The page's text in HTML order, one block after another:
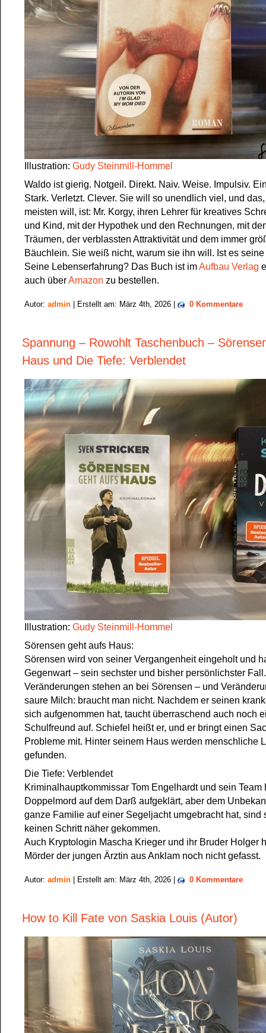
Illustration: Gudy Steinmill-Hommel
Waldo ist gierig. Notgeil. Direkt. Naiv. Weise. Impulsiv.
Stark. Verletzt. Clever. Sie will so unendlich viel, und
meisten will, ist: Mr. Korgy, ihren Lehrer für kreatives
und Kind, mit der Hypothek und den Rechnungen, mit
Träumen, der verblassten Attraktivität und dem immer
Bäuchlein. Sie weiß nicht, warum sie ihn will. Ist es
Seine Lebenserfahrung? Das Buch ist imAufbau Verlag
auch überAmazon zu bestellen.
Autor: admin | Erstellt am: März 4th, 2026 | 0 Kommentare
Spannung – Rowohlt Taschenbuch –
Haus und Die Tiefe: Verblendet
Illustration: Gudy Steinmill-Hommel
Sörensen geht aufs Haus:
Sörensen wird von seiner Vergangenheit eingeholt und
Gegenwart – sein sechster und bisher persönlichster Fall.
Veränderungen stehen an bei Sörensen – und
saure Milch: braucht man nicht. Nachdem er seinen
sich aufgenommen hat, taucht überraschend auch noch
Schulfreund auf. Schiefel heißt er, und er bringt einen
Probleme mit. Hinter seinem Haus werden menschliche
gefunden.
Die Tiefe: Verblendet
Kriminalhauptkommissar Tom Engelhardt und sein Team
Doppelmord auf dem Darß aufgeklärt, aber dem
ganze Familie auf einer Segeljacht umgebracht hat, sind
keinen Schritt näher gekommen.
Auch Kryptologin Mascha Krieger und ihr Bruder Holger
Mörder der jungen Ärztin aus Anklam noch nicht gefasst.
Autor: admin | Erstellt am: März 4th, 2026 | 0 Kommentare
How to Kill Fate von Saskia Louis (Autor)